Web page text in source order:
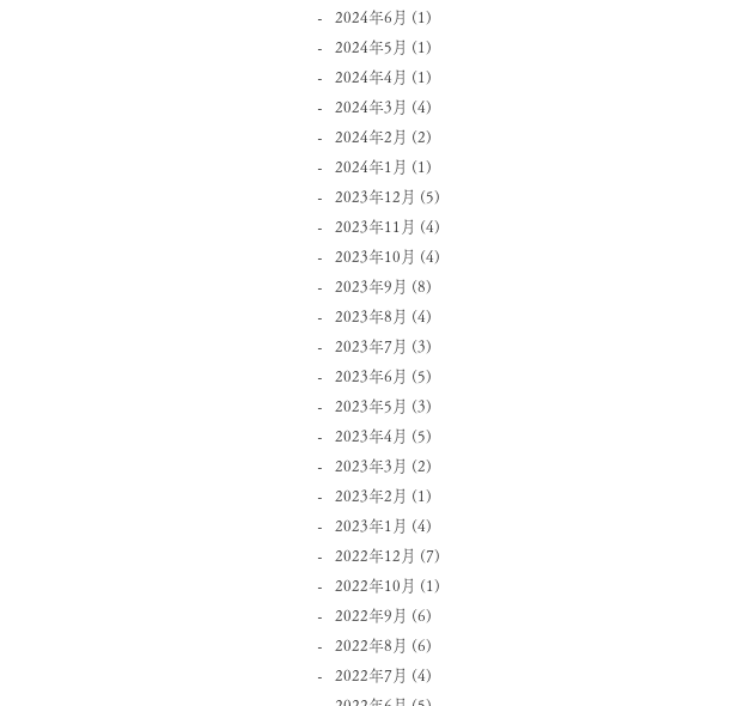
2024年6月 (1)
2024年5月 (1)
2024年4月 (1)
2024年3月 (4)
2024年2月 (2)
2024年1月 (1)
2023年12月 (5)
2023年11月 (4)
2023年10月 (4)
2023年9月 (8)
2023年8月 (4)
2023年7月 (3)
2023年6月 (5)
2023年5月 (3)
2023年4月 (5)
2023年3月 (2)
2023年2月 (1)
2023年1月 (4)
2022年12月 (7)
2022年10月 (1)
2022年9月 (6)
2022年8月 (6)
2022年7月 (4)